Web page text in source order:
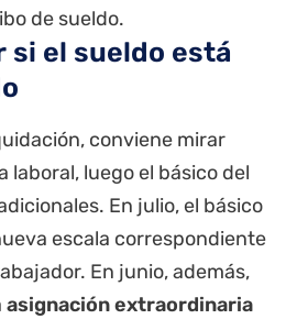
de sueldo.
si el sueldo está
conviene mirar
laboral, luego el básico del
En julio, el básico
escala correspondiente
En junio, además,
asignación extraordinaria